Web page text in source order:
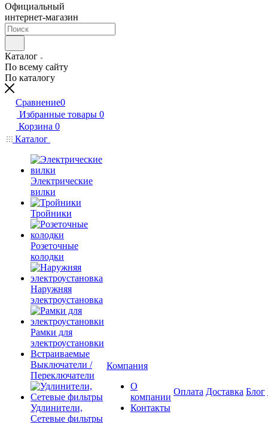
Официальный
интернет-магазин
Каталог
По всему сайту
По каталогу
Сравнение0
Избранные товары 0
Корзина 0
Каталог
Электрические
вилки
Тройники
Розеточные
колодки
Наружняя
электроустановка
Рамки для
электроустановки
Встраиваемые
Выключатели /
Переключатели
Удлинители,
Сетевые фильтры
Компания
О
компании
Контакты
Оплата Доставка Блог